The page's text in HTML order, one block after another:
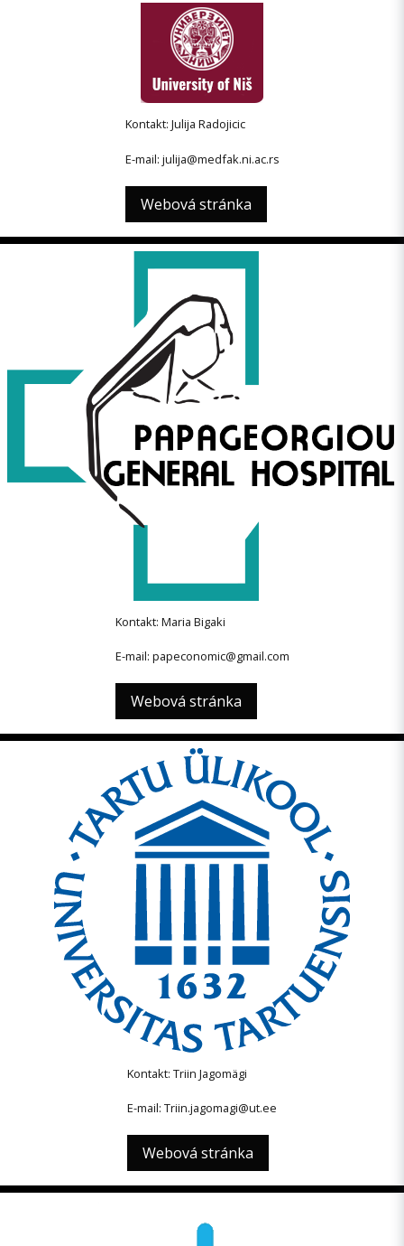
Kontakt: Julija Radojicic
E-mail: julija@medfak.ni.ac.rs
Webová stránka
Kontakt: Maria Bigaki
E-mail: papeconomic@gmail.com
Webová stránka
Kontakt: Triin Jagomägi
E-mail: Triin.jagomagi@ut.ee
Webová stránka